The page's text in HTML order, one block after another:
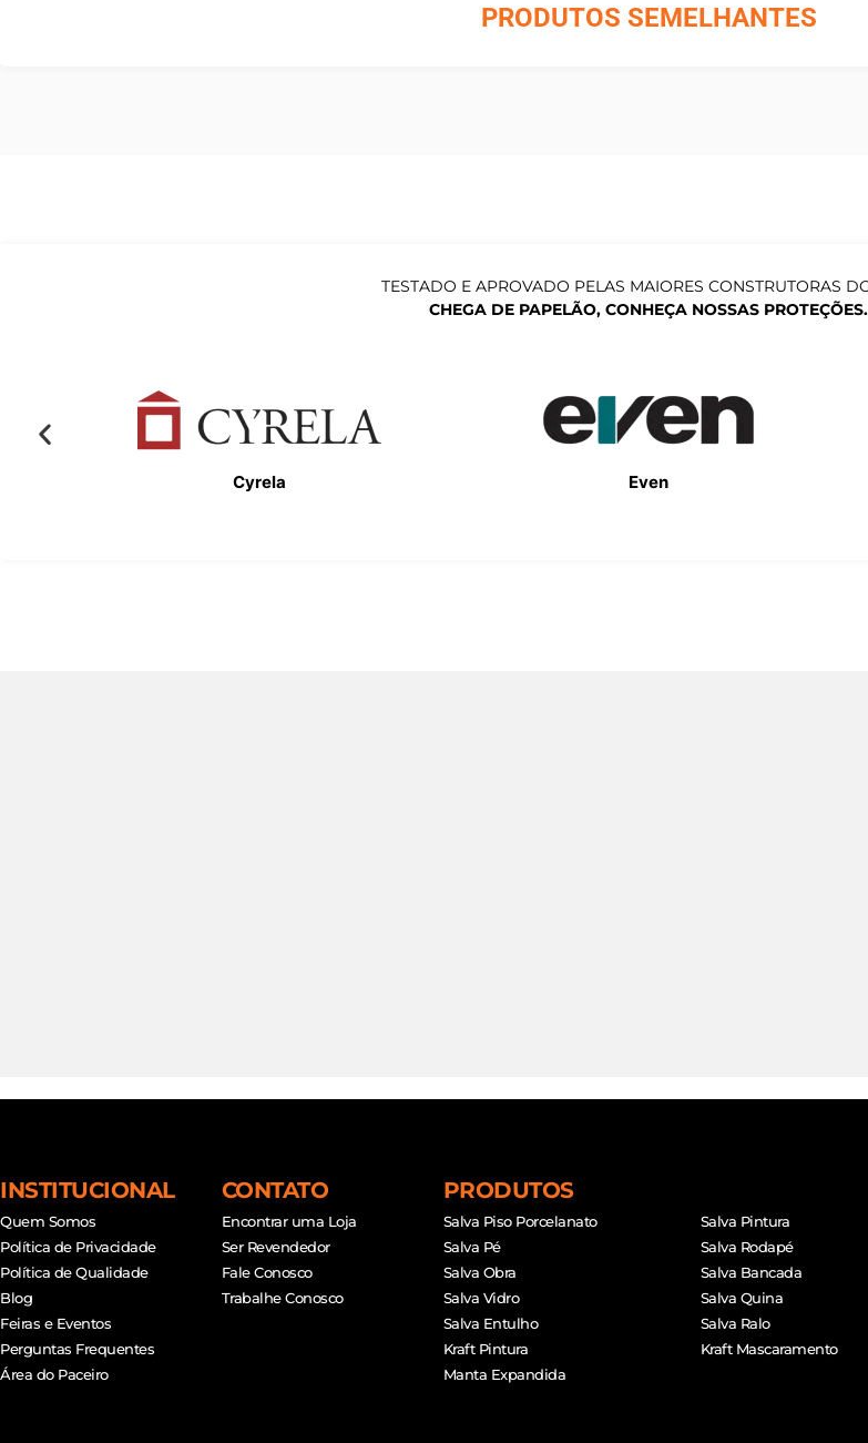
PRODUTOS SEMELHANTES
TESTADO E APROVADO PELAS MAIORES CONSTRUTORAS
CHEGA DE PAPELÃO, CONHEÇA NOSSAS PROTEÇÕES.
Cyrela Even
INSTITUCIONAL
Quem Somos
Política de Privacidade
Política de Qualidade
Blog
Feiras e Eventos
Perguntas Frequentes
Área do Paceiro
CONTATO
Encontrar uma Loja
Ser Revendedor
Fale Conosco
Trabalhe Conosco
PRODUTOS
Salva Piso Porcelanato
Salva Pé
Salva Obra
Salva Vidro
Salva Entulho
Kraft Pintura
Manta Expandida
Salva Pintura
Salva Rodapé
Salva Bancada
Salva Quina
Salva Ralo
Kraft Mascaramento